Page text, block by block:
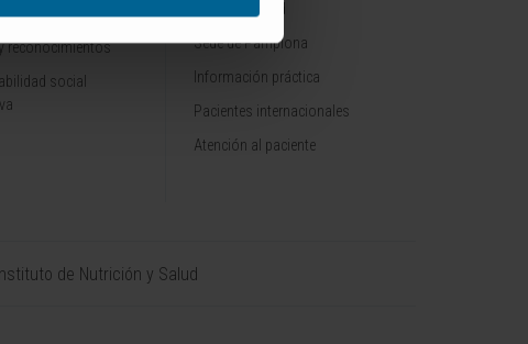
reconocimientos
social
Sede de Pamplona
Información práctica
Pacientes internacionales
Atención al paciente
de Nutrición y Salud